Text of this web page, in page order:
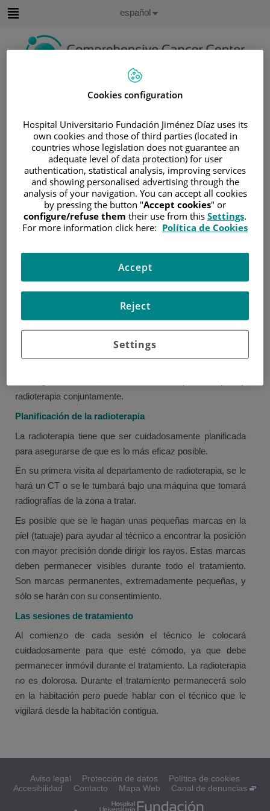
contenido
de
idioma
Idioma
Español
Inicio/ÁREA DEL PACIENTE
/SOBRE EL CÁNCER
/INFORMACIÓN Y SOPORTE AL PACIENTE
/TIPOS DE CÁNCER
/ÁREA DE CÁNCER GASTRO-INTESTINAL
/ESTÓMAGO/TRATAMIENTO
/RADIOTERAPIA
Radioterapia
las células cancerosas, mientras se hace el menor daño
posible a las células normales. La radioterapia se puede
utilizar también para aliviar los síntomas causados por el
cáncer de estómago avanzado, como el sangrado. Esto
se llama radioterapia paliativa.
radioterapia conjuntamente.
Planificación de la radioterapia
La radioterapia tiene que ser cuidadosamente planificada
para asegurarse de que es lo más eficaz posible.
En su primera visita al departamento de radioterapia, se le
hará un CT o se le tumbará bajo una máquina que tomará
radiografías de la zona a tratar.
Es posible que se le hagan unas pequeñas marcas en la
piel (tatuaje) para ayudar al técnico a encontrar la posición
con mayor precisión donde dirigir los rayos. Estas marcas
deben permanecer visibles durante todo el tratamiento.
Son marcas permanentes, extremadamente pequeñas, y
sólo se harán con su consentimiento.
Las sesiones de tratamiento
Al comienzo de cada sesión el técnico le colocará
cuidadosamente para que esté cómodo, ya que debe
permanecer inmóvil durante el tratamiento. La radioterapia
no es dolorosa. Durante el tratamiento permanecerá solo
en la habitación pero puede hablar con el técnico que le
vigilará desde la habitación contigua.
Aviso legal Protección de datos
Política de cookies
Accesibilidad
Contacto Mapa Web Canal de denuncias
Cookies configuration
Hospital Universitario Fundación Jiménez Díaz uses its
own cookies and those of third parties (located in
countries whose legislation does not guarantee an
adequate level of data protection) for user
authentication, statistical analysis, improving services
and showing personalised advertising through the
analysis of your navigation. You can accept all cookies
by pressing the button "Accept cookies" or
configure/refuse them their use from this Settings.
For more information click here: Política de Cookies
Settings
Reject
Accept